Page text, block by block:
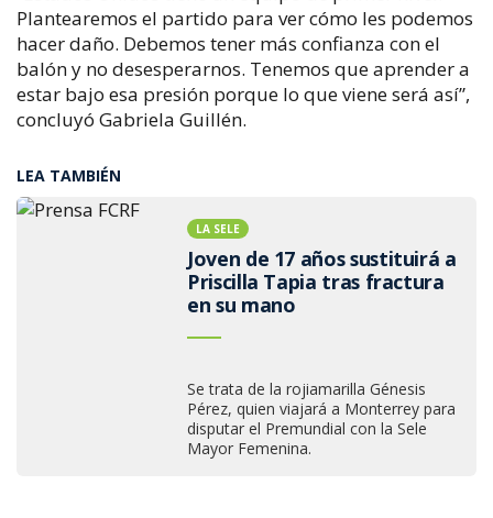
Plantearemos el partido para ver cómo les podemos
hacer daño. Debemos tener más confianza con el
balón y no desesperarnos. Tenemos que aprender a
estar bajo esa presión porque lo que viene será así”,
concluyó Gabriela Guillén.
LEA TAMBIÉN
LA SELE
Joven de 17 años sustituirá a
Priscilla Tapia tras fractura
en su mano
Se trata de la rojiamarilla Génesis
Pérez, quien viajará a Monterrey para
disputar el Premundial con la Sele
Mayor Femenina.